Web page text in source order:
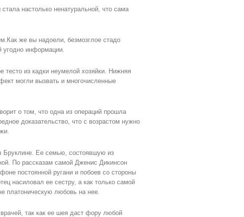
настолько ненатуральной, что сама
же вы надоели, безмозглое стадо
угодно информации.
из кадки неумелой хозяйки. Нижняя
могли вызвать и многочисленные
о том, что одна из операций прошла
доказательство, что с возрастом нужно
Бруклине. Ее семью, состоявшую из
По рассказам самой Дженис Дикинсон
постоянной ругани и побоев со стороны
насиловал ее сестру, а как только самой
платоническую любовь на нее.
так как ее шея даст фору любой